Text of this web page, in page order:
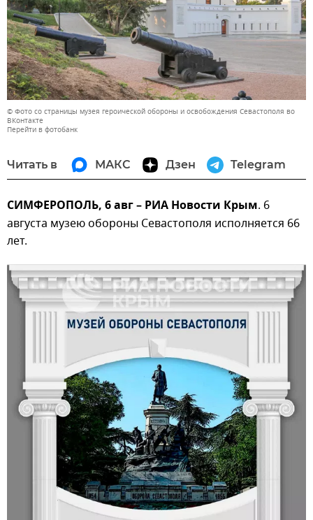
© Фото со страницы музея героической обороны и освобождения Севастополя во
ВКонтакте
Перейти в фотобанк
Читать в МАКС Дзен Telegram
СИМФЕРОПОЛЬ, 6 авг – РИА Новости Крым. 6
августа музею обороны Севастополя исполняется 66
лет.